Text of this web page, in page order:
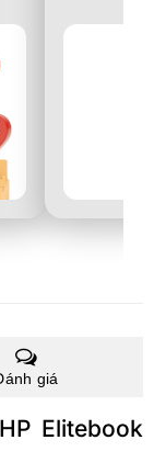
giá
Elitebook